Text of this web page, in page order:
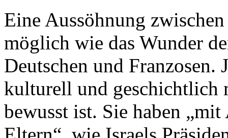
Eine Aussöhnung
möglich wie das Wunder
Deutschen und Franzosen.
kulturell und geschichtlich
bewusst ist. Sie haben